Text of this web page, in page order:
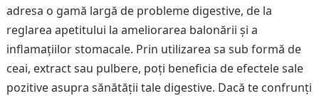
adresa o gamă largă de probleme digestive, de la
reglarea apetitului la ameliorarea balonării și a
inflamațiilor stomacale. Prin utilizarea sa sub formă de
ceai, extract sau pulbere, poți beneficia de efectele sale
pozitive asupra sănătății tale digestive. Dacă te confrunți